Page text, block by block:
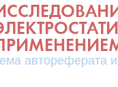
автореферата